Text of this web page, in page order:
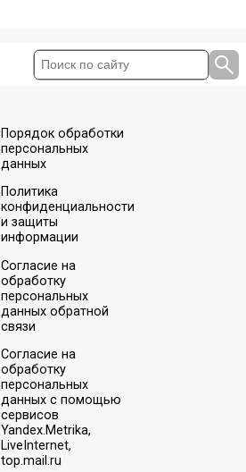
Порядок обработки
персональных
данных
Политика
конфиденциальности
и защиты
информации
Согласие на
обработку
персональных
данных обратной
связи
Согласие на
обработку
персональных
данных с помощью
сервисов
Yandex.Metrika,
LiveInternet,
top.mail.ru